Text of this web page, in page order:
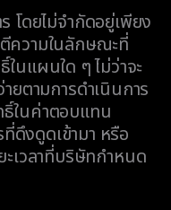
ดยไม่จำกัดอยู่เพียง
ความในลักษณะที่
นแผนใด ๆ ไม่ว่าจะ
ยตามการดำเนินการ
ในค่าตอบแทน
งดูดเข้ามา หรือ
เวลาที่บริษัทกำหนด